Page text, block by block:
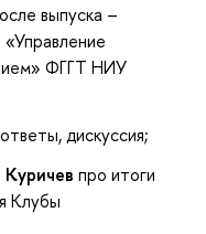
выпуска –
ФГГТ НИУ
дискуссия;
про итоги
Клубы